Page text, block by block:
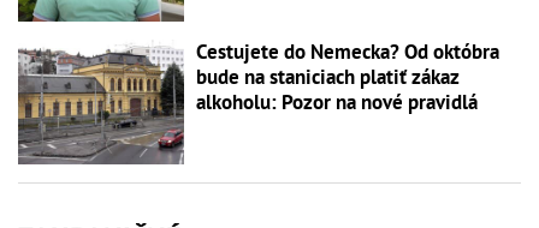
Cestujete do Nemecka? Od októbra
bude na staniciach platiť zákaz
alkoholu: Pozor na nové pravidlá